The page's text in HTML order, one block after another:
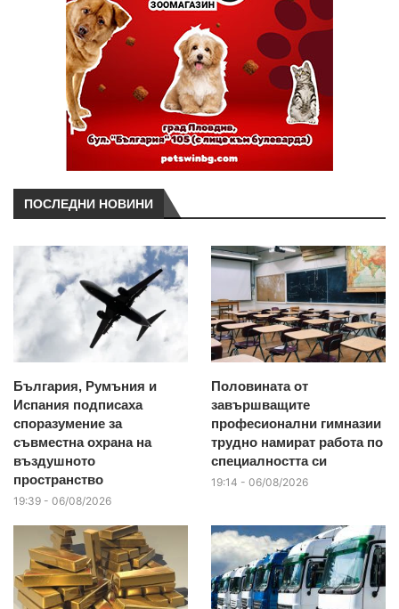
ПОСЛЕДНИ НОВИНИ
България, Румъния и
Испания подписаха
споразумение за
съвместна охрана на
въздушното
пространство
19:39 - 06/08/2026
Половината от
завършващите
професионални гимназии
трудно намират работа по
специалността си
19:14 - 06/08/2026